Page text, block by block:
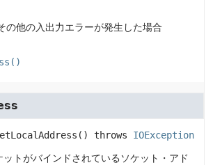
の他の入出力エラーが発生した場合
() throws IOException
ットがバインドされているソケット・アド